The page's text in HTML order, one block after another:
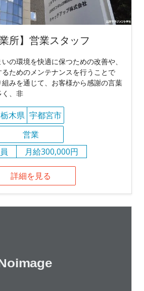
所】営業スタッフ
の環境を快適に保つための改善や、
ためのメンテナンスを行うことで
みを通じて、お客様から感謝の言葉
く、非
栃木県 宇都宮市
営業
月給300,000円
詳細を見る